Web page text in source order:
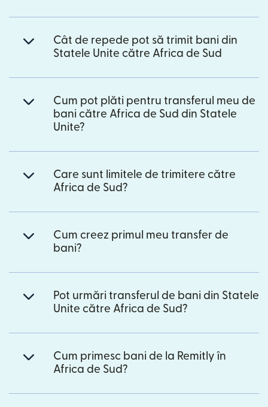
Cât de repede pot să trimit bani din
Statele Unite către Africa de Sud
Cum pot plăti pentru transferul meu de
bani către Africa de Sud din Statele
Unite?
Care sunt limitele de trimitere către
Africa de Sud?
Cum creez primul meu transfer de
bani?
Pot urmări transferul de bani din Statele
Unite către Africa de Sud?
Cum primesc bani de la Remitly în
Africa de Sud?